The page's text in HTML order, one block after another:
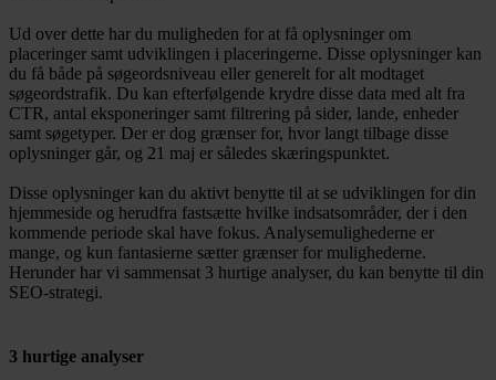
Ud over dette har du muligheden for at få oplysninger om
placeringer samt udviklingen i placeringerne. Disse oplysninger kan
du få både på søgeordsniveau eller generelt for alt modtaget
søgeordstrafik. Du kan efterfølgende krydre disse data med alt fra
CTR, antal eksponeringer samt filtrering på sider, lande, enheder
samt søgetyper. Der er dog grænser for, hvor langt tilbage disse
oplysninger går, og 21 maj er således skæringspunktet.
Disse oplysninger kan du aktivt benytte til at se udviklingen for din
hjemmeside og herudfra fastsætte hvilke indsatsområder, der i den
kommende periode skal have fokus. Analysemulighederne er
mange, og kun fantasierne sætter grænser for mulighederne.
Herunder har vi sammensat 3 hurtige analyser, du kan benytte til din
SEO-strategi.
3 hurtige analyser